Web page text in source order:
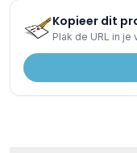
Kopieer dit
Plak de URL in